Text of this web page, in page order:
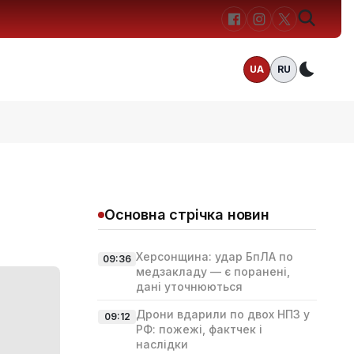
UA RU
Основна стрічка новин
09:36 Херсонщина: удар БпЛА по
медзакладу — є поранені,
дані уточнюються
09:12 Дрони вдарили по двох НПЗ у
РФ: пожежі, фактчек і
наслідки